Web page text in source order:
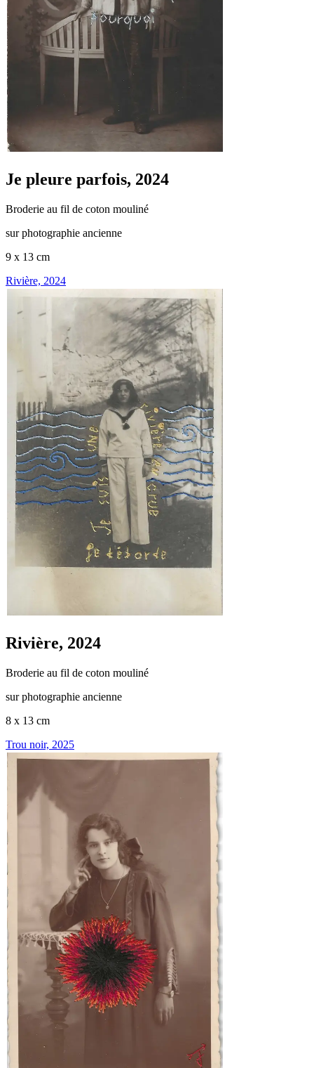
Je pleure parfois, 2024
Broderie au fil de coton mouliné
sur photographie ancienne
9 x 13 cm
Rivière, 2024
Rivière, 2024
Broderie au fil de coton mouliné
sur photographie ancienne
8 x 13 cm
Trou noir, 2025